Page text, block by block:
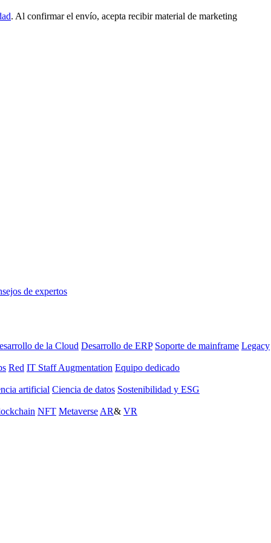
. Al confirmar el envío, acepta recibir material de marketing
de expertos
de la Cloud Desarrollo de ERP Soporte de mainframe Legacy
Red IT Staff Augmentation Equipo dedicado
artificial Ciencia de datos Sostenibilidad y ESG
NFT Metaverse AR& VR